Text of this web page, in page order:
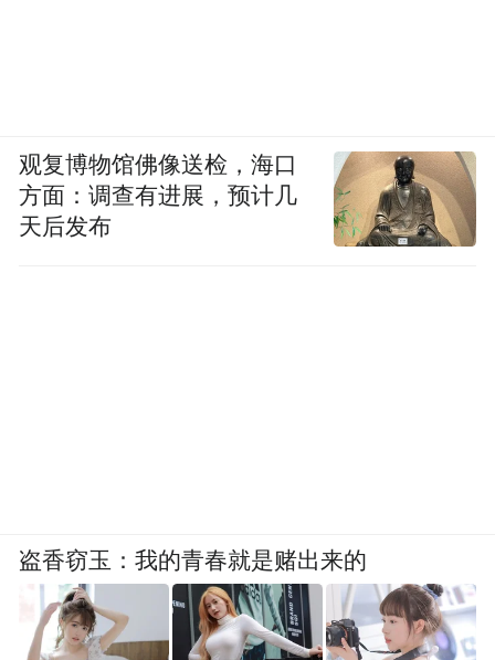
观复博物馆佛像送检，海口
方面：调查有进展，预计几
天后发布
盗香窃玉：我的青春就是赌出来的